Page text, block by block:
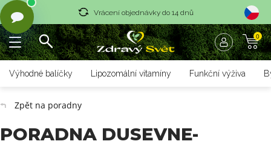
Vrácení objednávky do 14 dnů
Rychlé dodání <36 hodin 0
Výhodné balíčky Lipozomální vitamíny Funkční výživa
Zpět na poradny
PORADNA DUSEVNE-